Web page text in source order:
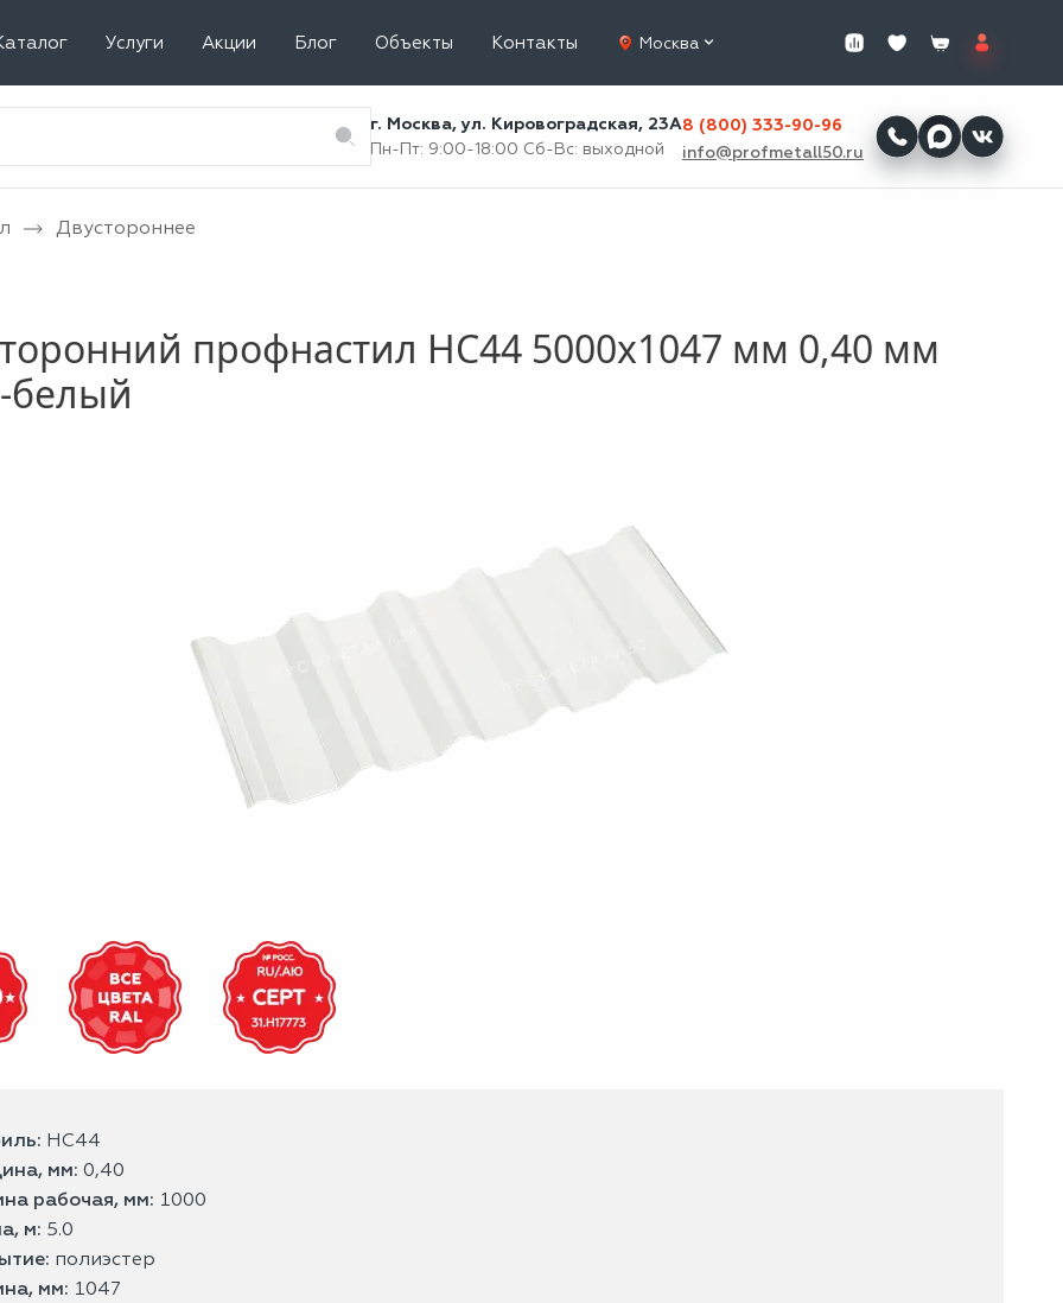
Услуги Акции Блог Объекты Контакты Москва
г. Москва, ул. Кировоградская, 23А
Пн-Пт: 9:00-18:00 Сб-Вс: выходной
8 (800) 333-90-96
info@profmetall50.ru
Двустороннее
профнастил НС44 5000x1047 мм 0,40 мм
белый
НС44
мм: 0,40
рабочая, мм: 1000
м: 5.0
полиэстер
мм: 1047